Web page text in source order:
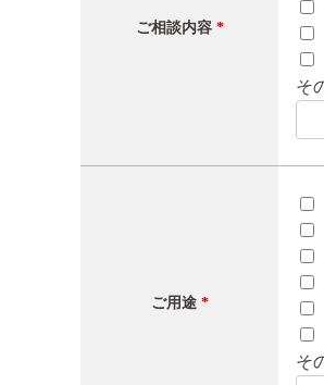
ご相談内容 *
そ
ご用途 *
そ